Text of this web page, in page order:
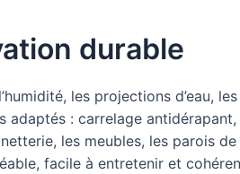
durable
les projections d’eau,
adaptés : carrelage
les meubles, les parois
facile à entretenir et